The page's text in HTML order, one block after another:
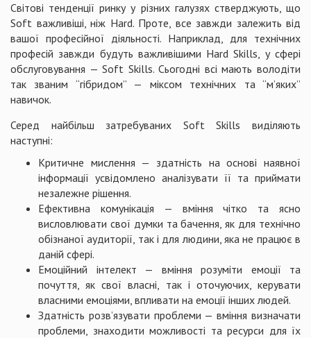
Світові тенденції ринку у різних галузях стверджують, що
Soft важливіші, ніж Hard. Проте, все завжди залежить від
вашої професійної діяльності. Наприклад, для технічних
професій завжди будуть важливішими Hard Skills, у сфері
обслуговування — Soft Skills. Сьогодні всі мають володіти
так званим “гібридом” — міксом технічних та “м’яких”
навичок.
Серед найбільш затребуваних Soft Skills виділяють
наступні:
Критичне мислення — здатність на основі наявної
інформації усвідомлено аналізувати її та приймати
незалежне рішення.
Ефективна комунікація — вміння чітко та ясно
висловлювати свої думки та бачення, як для технічно
обізнаної аудиторії, так і для людини, яка не працює в
даній сфері.
Емоційний інтелект — вміння розуміти емоції та
почуття, як свої власні, так і оточуючих, керувати
власними емоціями, впливати на емоції інших людей.
Здатність розв’язувати проблеми — вміння визначати
проблеми, знаходити можливості та ресурси для їх